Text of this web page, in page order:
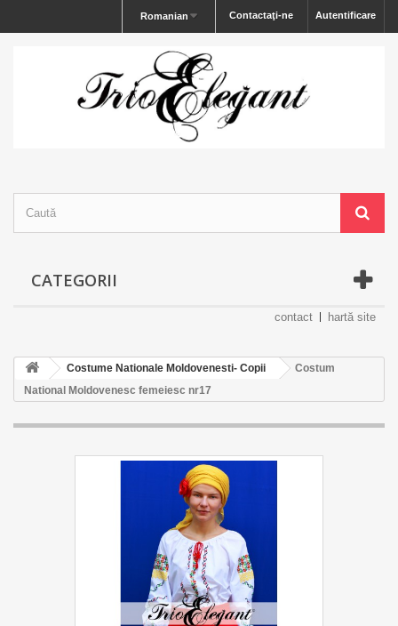
Autentificare
Contactaţi-ne
Romanian
CATEGORII
contact hartă site
Costume Nationale Moldovenesti- Copii
Costum
National Moldovenesc femeiesc nr17